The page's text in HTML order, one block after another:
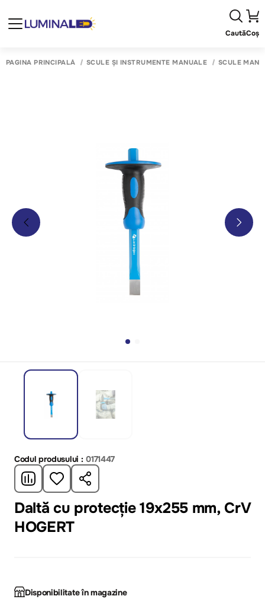
CautăCoș
PAGINA PRINCIPALĂ SCULE ȘI INSTRUMENTE MANUALE SCULE
Codul produsului : 0171447
Daltă cu protecție 19х255 mm, CrV
HOGERT
Disponibilitate în magazine